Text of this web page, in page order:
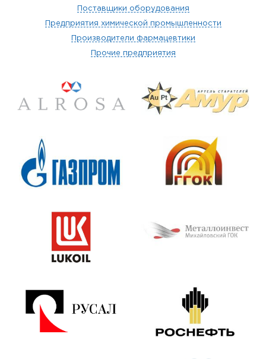
Поставщики оборудования
Предприятия химической промышленности
Производители фармацевтики
Прочие предприятия